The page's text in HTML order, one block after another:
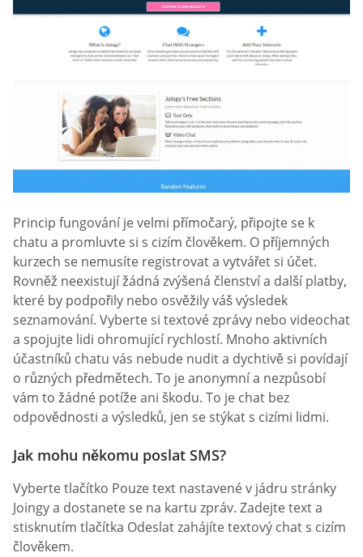
Princip fungování je velmi přímočarý, připojte se k
chatu a promluvte si s cizím člověkem. O příjemných
kurzech se nemusíte registrovat a vytvářet si účet.
Rovněž neexistují žádná zvýšená členství a další platby,
které by podpořily nebo osvěžily váš výsledek
seznamování. Vyberte si textové zprávy nebo videochat
a spojujte lidi ohromující rychlostí. Mnoho aktivních
účastníků chatu vás nebude nudit a dychtivě si povídají
o různých předmětech. To je anonymní a nezpůsobí
vám to žádné potíže ani škodu. To je chat bez
odpovědnosti a výsledků, jen se stýkat s cizími lidmi.
Jak mohu někomu poslat SMS?
Vyberte tlačítko Pouze text nastavené v jádru stránky
Joingy a dostanete se na kartu zpráv. Zadejte text a
stisknutím tlačítka Odeslat zahájíte textový chat s cizím
člověkem.